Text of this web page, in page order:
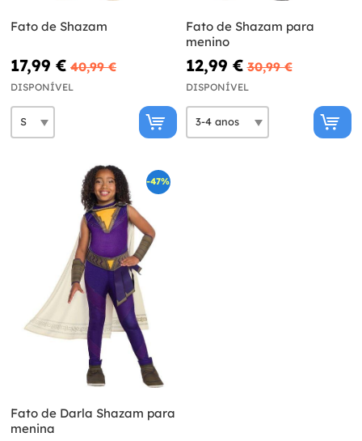
Fato de Shazam
17,99 € 40,99 €
DISPONÍVEL
Fato de Shazam para
menino
12,99 € 30,99 €
DISPONÍVEL
-47%
Fato de Darla Shazam para
menina